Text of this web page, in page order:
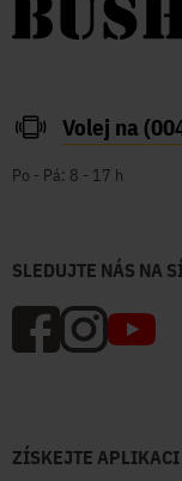
Volej na
Po - Pá: 8 - 17 h
SLEDUJTE NÁS NA
ZÍSKEJTE APLIKACI